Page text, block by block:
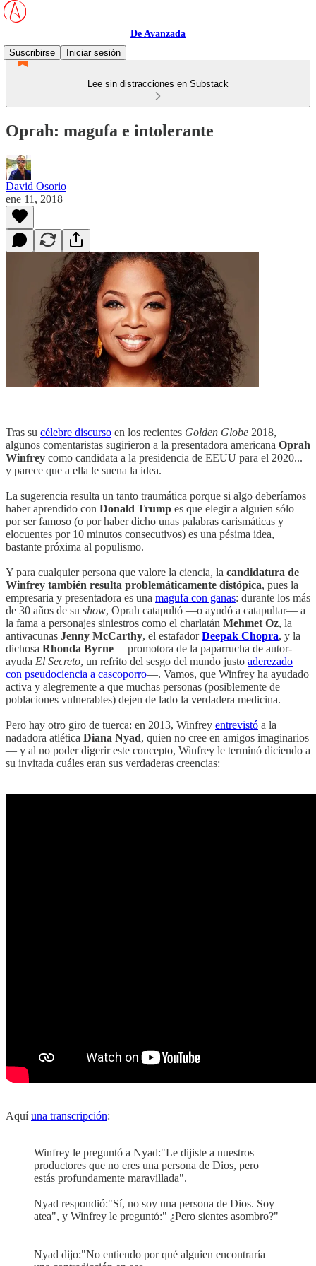
De Avanzada
Suscribirse
Iniciar sesión
Lee sin distracciones en Substack
Oprah: magufa e intolerante
David Osorio
ene 11, 2018
Tras su célebre discurso en los recientes Golden Globe 2018,
algunos comentaristas sugirieron a la presentadora americana Oprah
Winfrey como candidata a la presidencia de EEUU para el 2020...
y parece que a ella le suena la idea.
La sugerencia resulta un tanto traumática porque si algo deberíamos
haber aprendido con Donald Trump es que elegir a alguien sólo
por ser famoso (o por haber dicho unas palabras carismáticas y
elocuentes por 10 minutos consecutivos) es una pésima idea,
bastante próxima al populismo.
Y para cualquier persona que valore la ciencia, la candidatura de
Winfrey también resulta problemáticamente distópica, pues la
empresaria y presentadora es una magufa con ganas: durante los más
de 30 años de su show, Oprah catapultó —o ayudó a catapultar— a
la fama a personajes siniestros como el charlatán Mehmet Oz, la
antivacunas Jenny McCarthy, el estafadorDeepak Chopra, y la
dichosa Rhonda Byrne —promotora de la paparrucha de autor-
ayuda El Secreto, un refrito del sesgo del mundo justo aderezado
con pseudociencia a cascoporro—. Vamos, que Winfrey ha ayudado
activa y alegremente a que muchas personas (posiblemente de
poblaciones vulnerables) dejen de lado la verdadera medicina.
Pero hay otro giro de tuerca: en 2013, Winfrey entrevistó a la
nadadora atlética Diana Nyad, quien no cree en amigos imaginarios
— y al no poder digerir este concepto, Winfrey le terminó diciendo a
su invitada cuáles eran sus verdaderas creencias:
Aquíuna transcripción:
Winfrey le preguntó a Nyad:"Le dijiste a nuestros
productores que no eres una persona de Dios, pero
estás profundamente maravillada".
Nyad respondió:"Sí, no soy una persona de Dios. Soy
atea", y Winfrey le preguntó:" ¿Pero sientes asombro?"
Nyad dijo:"No entiendo por qué alguien encontraría